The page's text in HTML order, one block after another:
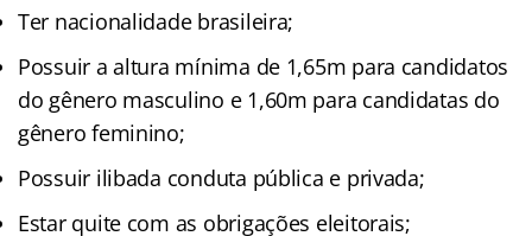
Ter nacionalidade brasileira;
Possuir a altura mínima de 1,65m para candidatos
do gênero masculino e 1,60m para candidatas do
gênero feminino;
Possuir ilibada conduta pública e privada;
Estar quite com as obrigações eleitorais;